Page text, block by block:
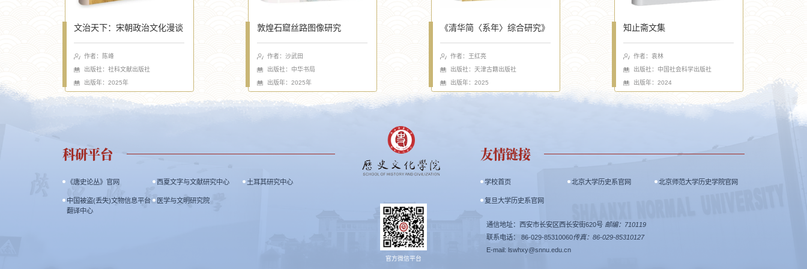
文治天下：宋朝政治文化漫谈
作者：陈峰
出版社：社科文献出版社
出版年：2025年
敦煌石窟丝路图像研究
作者：沙武田
出版社：中华书局
出版年：2025年
《清华简〈系年〉综合研究》
作者：王红亮
出版社：天津古籍出版社
出版年：2025
知止斋文集
作者：袁林
出版社：中国社会科学出版社
出版年：2024
科研平台
《唐史论丛》官网 西夏文字与文献研究中心 土耳其研究中心
中国被盗(丢失)文物信息平台
翻译中心
医学与文明研究院
官方微信平台
友情链接
学校首页 北京大学历史系官网 北京师范大学历史学院官网
复旦大学历史系官网
通信地址：西安市长安区西长安街620号 邮编：710119
联系电话： 86-029-85310060传真：86-029-85310127
E-mail: lswhxy@snnu.edu.cn